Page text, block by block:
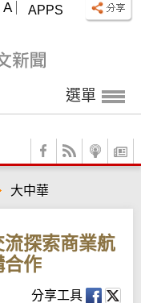
APPS
A
選單
大中華
探索商業航
作
分享工具